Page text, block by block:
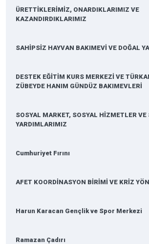
ÜRETTİKLERİMİZ, ONARDIKLARIMIZ VE
KAZANDIRDIKLARIMIZ
SAHİPSİZ HAYVAN BAKIMEVİ VE DOĞAL
DESTEK EĞİTİM KURS MERKEZİ VE
ZÜBEYDE HANIM GÜNDÜZ BAKIMEVLERİ
SOSYAL MARKET, SOSYAL HİZMETLER VE
YARDIMLARIMIZ
Cumhuriyet Fırını
AFET KOORDİNASYON BİRİMİ VE KRİZ
Harun Karacan Gençlik ve Spor Merkezi
Ramazan Çadırı